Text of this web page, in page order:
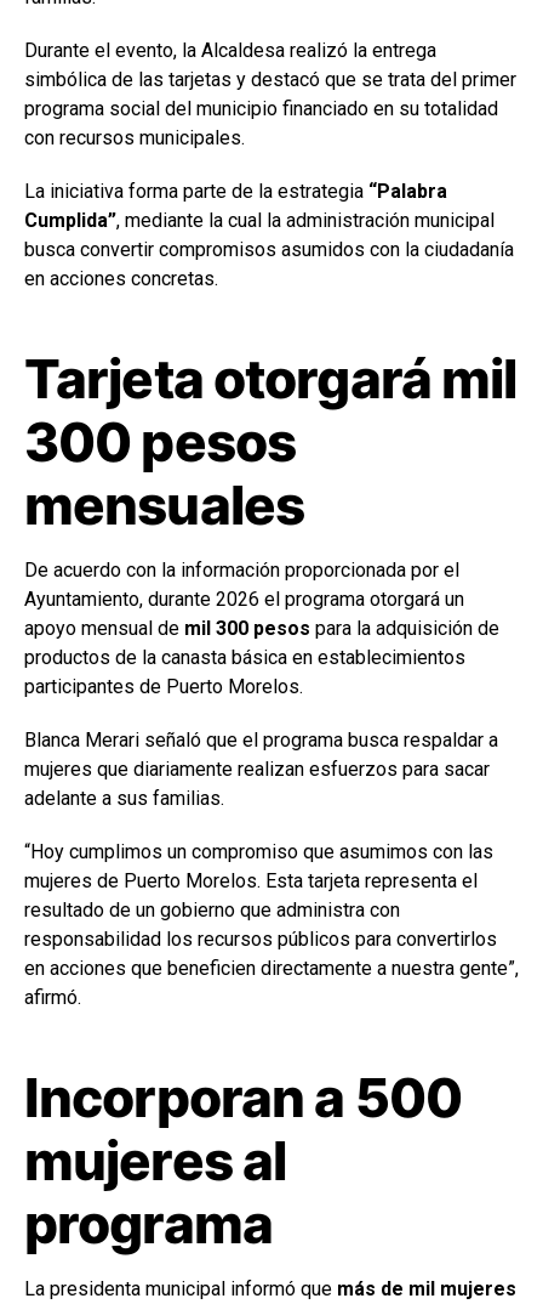
Durante el evento, la Alcaldesa realizó la entrega
simbólica de las tarjetas y destacó que se trata del primer
programa social del municipio financiado en su totalidad
con recursos municipales.
La iniciativa forma parte de la estrategia “Palabra
Cumplida”, mediante la cual la administración municipal
busca convertir compromisos asumidos con la ciudadanía
en acciones concretas.
Tarjeta otorgará mil
300 pesos
mensuales
De acuerdo con la información proporcionada por el
Ayuntamiento, durante 2026 el programa otorgará un
apoyo mensual de mil 300 pesos para la adquisición de
productos de la canasta básica en establecimientos
participantes de Puerto Morelos.
Blanca Merari señaló que el programa busca respaldar a
mujeres que diariamente realizan esfuerzos para sacar
adelante a sus familias.
“Hoy cumplimos un compromiso que asumimos con las
mujeres de Puerto Morelos. Esta tarjeta representa el
resultado de un gobierno que administra con
responsabilidad los recursos públicos para convertirlos
en acciones que beneficien directamente a nuestra gente”,
afirmó.
Incorporan a 500
mujeres al
programa
La presidenta municipal informó que más de mil mujeres